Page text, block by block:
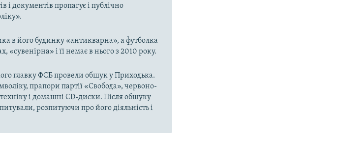
і документів пропагує і публічно
в його будинку «антикварна», а футболка
«сувенірна» і її немає в нього з 2010 року.
главку ФСБ провели обшук у Приходька.
прапори партії «Свобода», червоно-
і домашні CD-диски. Після обшуку
розпитуючи про його діяльність і